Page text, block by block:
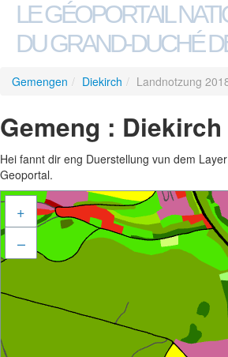
LE GÉOPORTAIL
DU GRAND-DUCHÉ
Gemengen / Diekirch / Landnotzung
Gemeng :
Hei fannt dir eng Duerstellung vun dem
Geoportal.
+
–